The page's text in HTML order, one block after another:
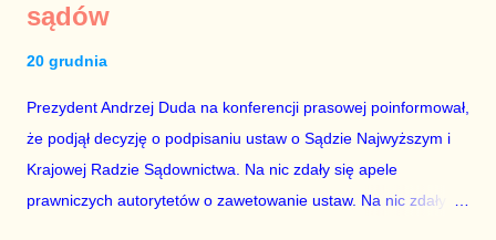
tych spółek i wymienia profesjonalistów na kadry partyjne.
które zawsze może się zdarzyć, a polegającym na tym, że
osoba z kwalifikacjami wpłaca na partię polityczną, a następnie
obejmuje prace w spółce, która jest zarządzana pośrednio
przez ta partię. Przeciwnie. Przedstawienie pierwszej gr...
sądów
20 grudnia
Prezydent Andrzej Duda na konferencji prasowej poinformował,
że podjął decyzję o podpisaniu ustaw o Sądzie Najwyższym i
Krajowej Radzie Sądownictwa. Na nic zdały się apele
prawniczych autorytetów o zawetowanie ustaw. Na nic zdały